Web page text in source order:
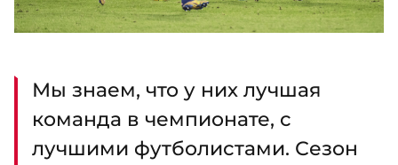
Мы знаем, что у них лучшая
команда в чемпионате, с
лучшими футболистами. Сезон